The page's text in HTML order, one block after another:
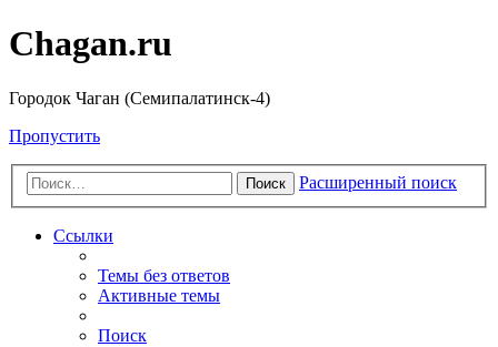
Chagan.ru
Городок Чаган (Семипалатинск-4)
Пропустить
Поиск Расширенный поиск
Ссылки
Темы без ответов
Активные темы
Поиск